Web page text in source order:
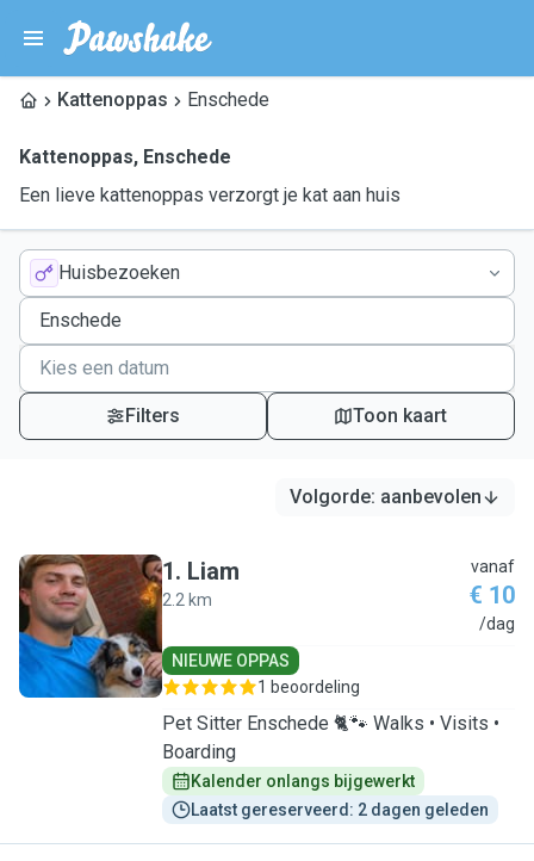
Kattenoppas Enschede
Kattenoppas, Enschede
Een lieve kattenoppas verzorgt je kat aan huis
Huisbezoeken
Filters Toon kaart
Volgorde: aanbevolen
L
1. Liam
2.2 km
vanaf
€ 10
/dag
NIEUWE OPPAS
1 beoordeling
Pet Sitter Enschede 🐈🐾 Walks • Visits •
Boarding
Kalender onlangs bijgewerkt
Laatst gereserveerd: 2 dagen geleden